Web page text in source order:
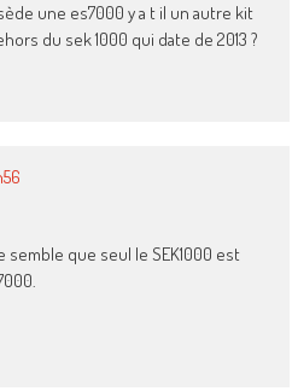
une es7000 y a t il un autre kit
du sek 1000 qui date de 2013 ?
semble que seul le SEK1000 est